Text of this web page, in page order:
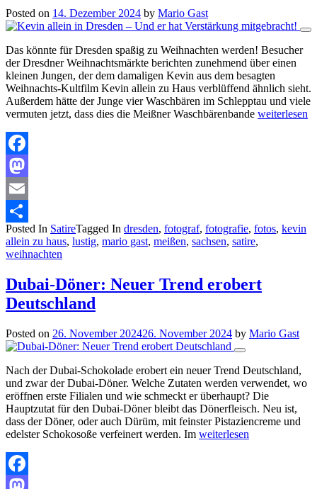
Posted on 14. Dezember 2024 by Mario Gast
Das könnte für Dresden spaßig zu Weihnachten werden! Besucher
der Dresdner Weihnachtsmärkte berichten zunehmend über einen
kleinen Jungen, der dem damaligen Kevin aus dem besagten
Weihnachts-Kultfilm Kevin allein zu Haus verblüffend ähnlich sieht.
Außerdem hätte der Junge vier Waschbären im Schlepptau und viele
vermuten jetzt, dass dies die Meißner Waschbärenbande weiterlesen
Facebook
Mastodon
Email
Teilen
Posted In SatireTagged In dresden, fotograf, fotografie, fotos, kevin
allein zu haus, lustig, mario gast, meißen, sachsen, satire,
weihnachten
Dubai-Döner: Neuer Trend erobert
Deutschland
Posted on 26. November 202426. November 2024 by Mario Gast
Nach der Dubai-Schokolade erobert ein neuer Trend Deutschland,
und zwar der Dubai-Döner. Welche Zutaten werden verwendet, wo
eröffnen erste Filialen und wie schmeckt er überhaupt? Die
Hauptzutat für den Dubai-Döner bleibt das Dönerfleisch. Neu ist,
dass der Döner, oder auch Dürüm, mit feinster Pistaziencreme und
edelster Schokosoße verfeinert werden. Im weiterlesen
Facebook